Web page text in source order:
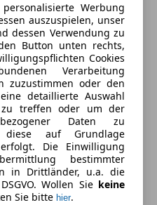
Werbung
auszuspielen, unser
dessen Verwendung zu
Button unten rechts,
Cookies
Verarbeitung
zuzustimmen oder den
detaillierte Auswahl
zu treffen oder um der
Daten zu
diese auf Grundlage
Die Einwilligung
bestimmter
in Drittländer, u.a. die
Wollen Sie keine
Sie bitte hier.